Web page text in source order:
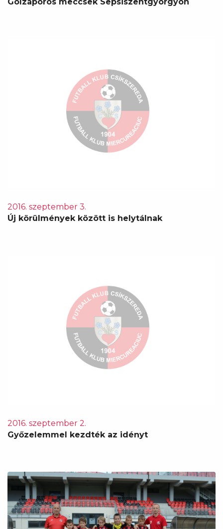
2016. szeptember 3.
Új körülmények között is helytálnak
2016. szeptember 2.
Győzelemmel kezdték az idényt